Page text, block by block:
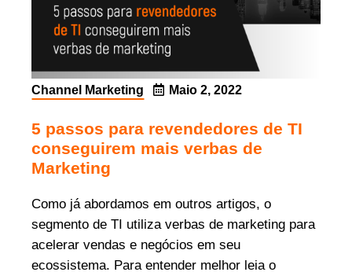
Channel Marketing Maio 2, 2022
5 passos para revendedores de TI
conseguirem mais verbas de
Marketing
Como já abordamos em outros artigos, o
segmento de TI utiliza verbas de marketing para
acelerar vendas e negócios em seu
ecossistema. Para entender melhor leia o